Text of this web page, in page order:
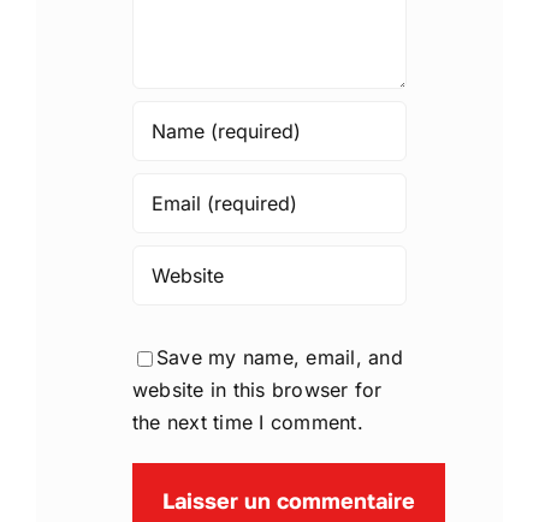
Save my name, email, and
website in this browser for
the next time I comment.